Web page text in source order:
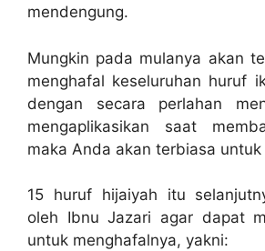
mendengung.
Mungkin pada mulanya akan
menghafal keseluruhan huruf
dengan secara perlahan
mengaplikasikan saat
maka Anda akan terbiasa
15 huruf hijaiyah itu
oleh Ibnu Jazari agar dapat
untuk menghafalnya, yakni: